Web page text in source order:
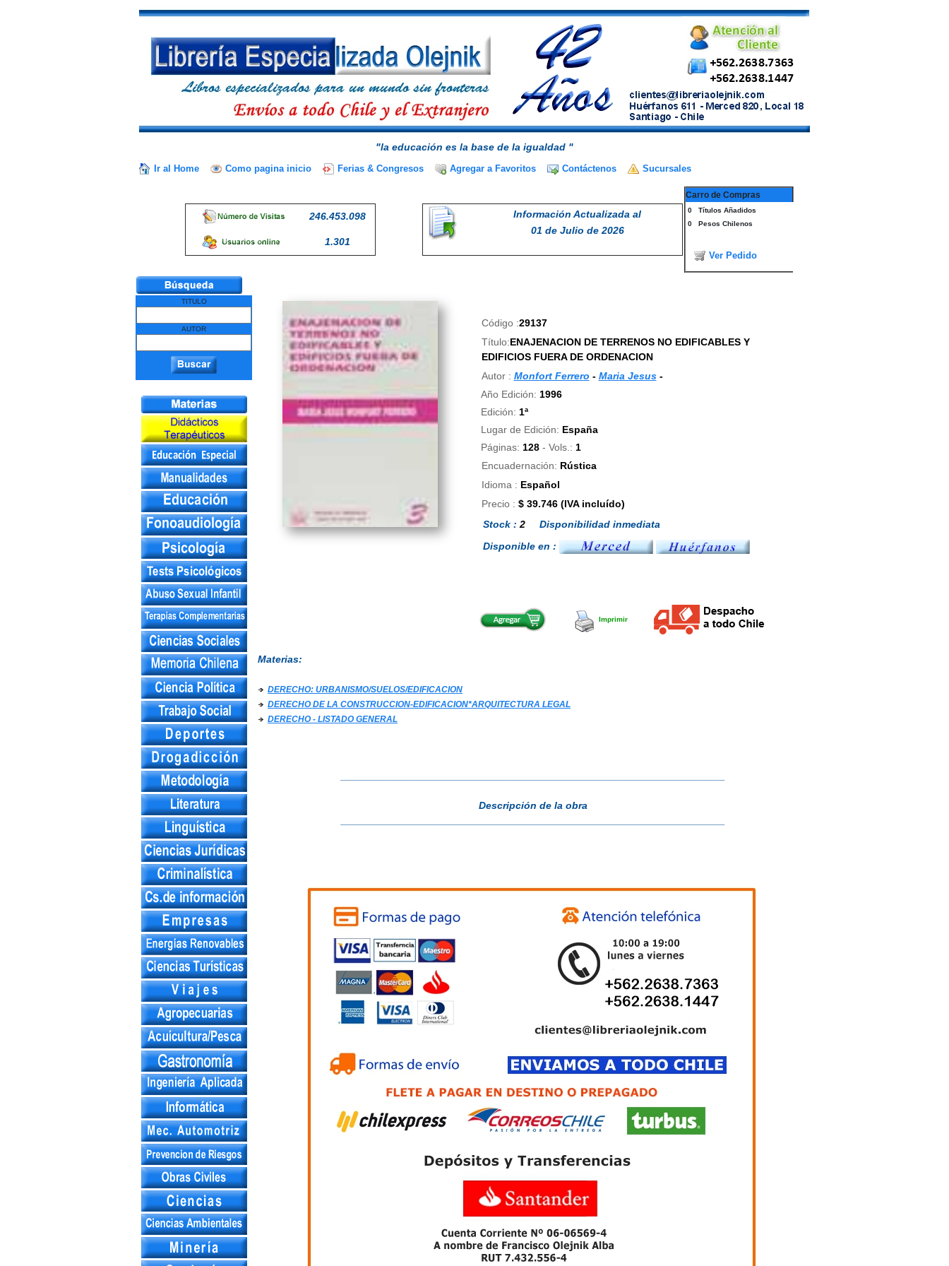
"la educación es la base de la igualdad "
Ir al Home Como pagina inicio Ferias & Congresos Agregar a Favoritos Contáctenos Sucursales
246.453.098
1.301
Información Actualizada al
01 de Julio de 2026
Carro de Compras
0 Títulos Añadidos
0 Pesos Chilenos
Ver Pedido
TITULO
AUTOR
Código :29137
Título:ENAJENACION DE TERRENOS NO EDIFICABLES Y
EDIFICIOS FUERA DE ORDENACION
Autor : Monfort Ferrero - Maria Jesus -
Año Edición: 1996
Edición: 1ª
Lugar de Edición: España
Páginas: 128- Vols.: 1
Encuadernación: Rústica
Idioma : Español
Precio : $ 39.746 (IVA incluído)
Stock : 2Disponibilidad inmediata
Disponible en :
Imprimir
Materias:
DERECHO: URBANISMO/SUELOS/EDIFICACION
DERECHO DE LA CONSTRUCCION-EDIFICACION*ARQUITECTURA LEGAL
DERECHO - LISTADO GENERAL
Descripción de la obra